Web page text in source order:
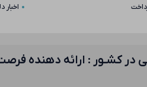
اخبار
گذاری ملکـی در کشـور :